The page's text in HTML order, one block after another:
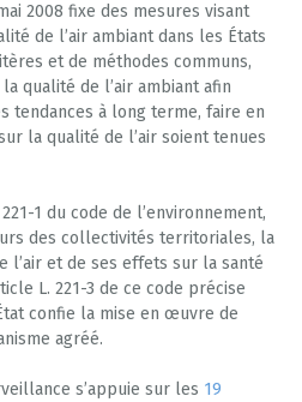
2008 fixe des mesures visant
de l’air ambiant dans les États
et de méthodes communs,
qualité de l’air ambiant afin
tendances à long terme, faire en
la qualité de l’air soient tenues
1 du code de l’environnement,
des collectivités territoriales, la
l’air et de ses effets sur la santé
L. 221-3 de ce code précise
confie la mise en œuvre de
agréé.
s’appuie sur les 19